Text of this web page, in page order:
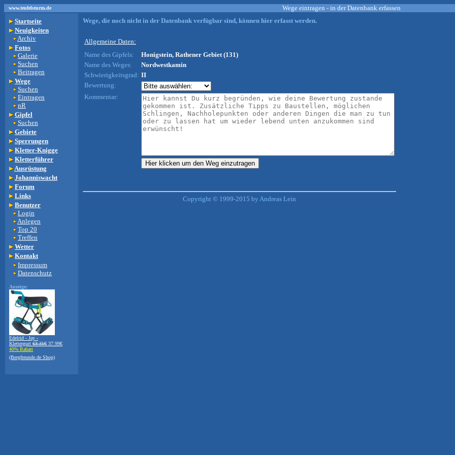
www.teufelsturm.de Wege eintragen - in der Datenbank erfassen
Startseite
Neuigkeiten
Archiv
Fotos
Galerie
Suchen
Beitragen
Wege
Suchen
Eintragen
nR
Gipfel
Suchen
Gebiete
Sperrungen
Kletter-Knigge
Kletterführer
Ausrüstung
Johanniswacht
Forum
Links
Benutzer
Login
Anlegen
Top 20
Treffen
Wetter
Kontakt
Impressum
Datenschutz
Anzeige:
Edelrid - Jay -
Klettergurt 63.31€ 37.99€
40% Rabatt
(Bergfreunde.de Shop)
Wege, die noch nicht in der Datenbank verfügbar sind, können hier erfasst werden.
Allgemeine Daten:
Name des Gipfels:
Honigstein, Rathener Gebiet (131)
Name des Weges:
Nordwestkamin
Schwierigkeitsgrad: II
Bewertung:
Kommentar:
Copyright © 1999-2015 by Andreas Lein